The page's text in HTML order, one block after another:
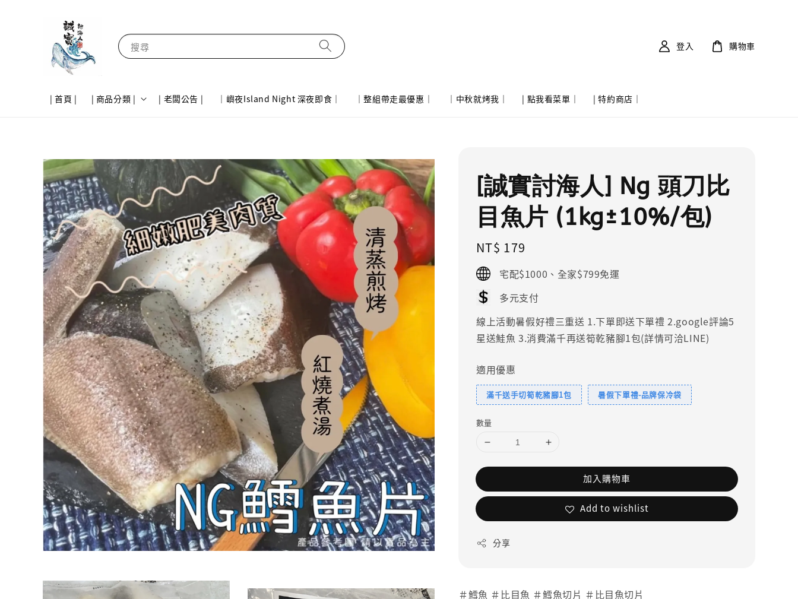
搜尋
| 首頁 | | 商品分類 | | 老闆公告 | ｜嶼夜Island Night 深夜即食｜ ｜整組帶走最優惠｜ ｜中秋就烤我｜ | 點我看菜單｜ | 特約商店｜
登入 購物車
[誠實討海人] Ng 頭刀比
目魚片 (1kg±10%/包)
Regular
price
NT$ 179
宅配$1000、全家$799免運
多元支付
線上活動暑假好禮三重送 1.下單即送下單禮 2.google評論5
星送鮭魚 3.消費滿千再送筍乾豬腳1包(詳情可洽LINE)
適用優惠
滿千送手切筍乾豬腳1包 暑假下單禮-品牌保冷袋
數量
加入購物車
Add to wishlist
分享
＃鱈魚 ＃比目魚 ＃鱈魚切片 ＃比目魚切片